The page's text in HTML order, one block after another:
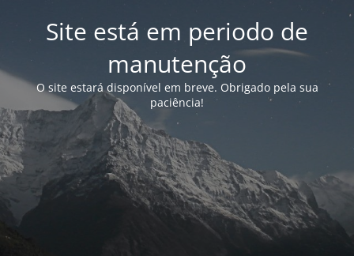
Site está em periodo de
manutenção
O site estará disponível em breve. Obrigado pela sua
paciência!